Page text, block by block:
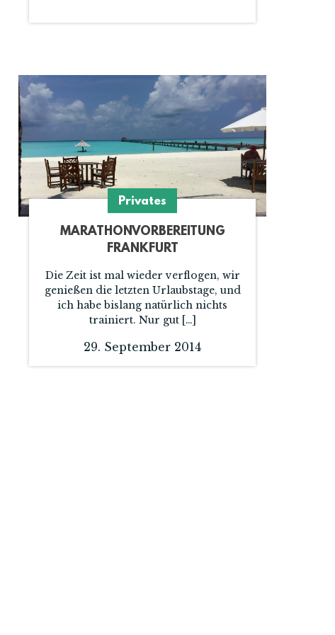
Privates
MARATHONVORBEREITUNG
FRANKFURT
Die Zeit ist mal wieder verflogen, wir
genießen die letzten Urlaubstage, und
ich habe bislang natürlich nichts
trainiert. Nur gut […]
29. September 2014